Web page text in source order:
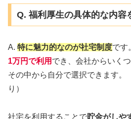
Q. 福利厚生の具体的な内容
A. 特に魅力的なのが社宅制度です
1万円で利用 でき、会社からいく
その中から自分で選択できます。
り）
社宅を利用することで貯金がしや